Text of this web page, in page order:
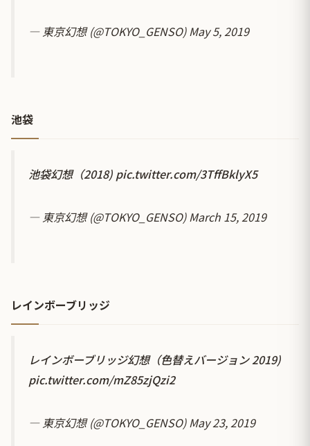
— 東京幻想 (@TOKYO_GENSO)May 5, 2019
池袋
池袋幻想（2018) pic.twitter.com/3TffBklyX5
— 東京幻想 (@TOKYO_GENSO)March 15, 2019
レインボーブリッジ
レインボーブリッジ幻想（色替えバージョン 2019)
pic.twitter.com/mZ85zjQzi2
— 東京幻想 (@TOKYO_GENSO)May 23, 2019